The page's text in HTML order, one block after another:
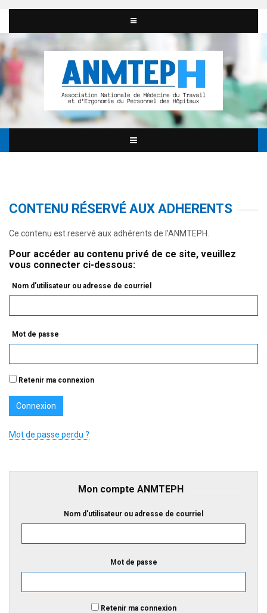
CONTENU RÉSERVÉ AUX ADHERENTS
Ce contenu est reservé aux adhérents de l'ANMTEPH.
Pour accéder au contenu privé de ce site, veuillez
vous connecter ci-dessous:
Nom d'utilisateur ou adresse de courriel
Mot de passe
Retenir ma connexion
Mot de passe perdu ?
Mon compte ANMTEPH
Nom d'utilisateur ou adresse de courriel
Mot de passe
Retenir ma connexion